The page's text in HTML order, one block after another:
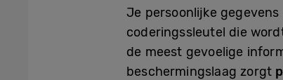
Je persoonlijke
coderingssleutel die
de meest gevoelige
beschermingslaag zorgt